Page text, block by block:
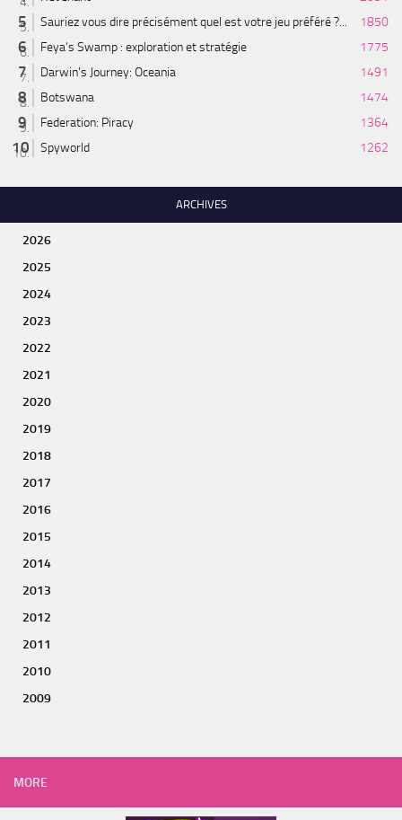
Sauriez vous dire précisément quel est votre jeu préféré ?...
1850
Feya’s Swamp : exploration et stratégie
1775
Darwin's Journey: Oceania
1491
Botswana
1474
Federation: Piracy
1364
Spyworld
1262
ARCHIVES
2026
2025
2024
2023
2022
2021
2020
2019
2018
2017
2016
2015
2014
2013
2012
2011
2010
2009
MORE